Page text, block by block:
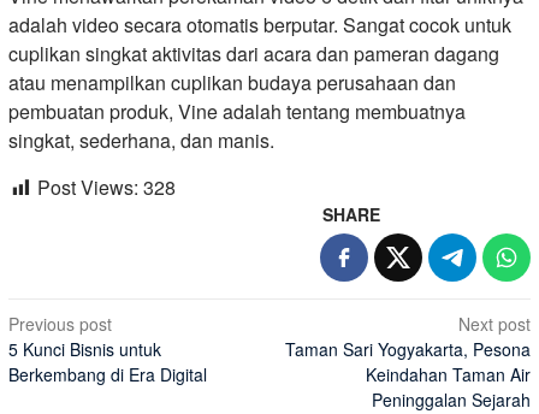
adalah video secara otomatis berputar. Sangat cocok untuk
cuplikan singkat aktivitas dari acara dan pameran dagang
atau menampilkan cuplikan budaya perusahaan dan
pembuatan produk, Vine adalah tentang membuatnya
singkat, sederhana, dan manis.
Post Views: 328
SHARE
Post
navigation
Previous post
5 Kunci Bisnis untuk
Berkembang di Era Digital
Next post
Taman Sari Yogyakarta, Pesona
Keindahan Taman Air
Peninggalan Sejarah